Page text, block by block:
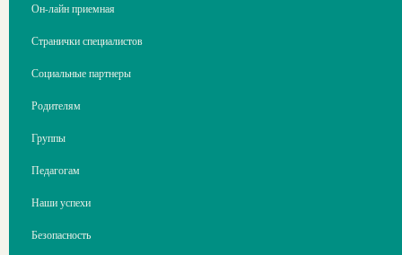
Он-лайн приемная
Странички специалистов
Социальные партнеры
Родителям
Группы
Педагогам
Наши успехи
Безопасность